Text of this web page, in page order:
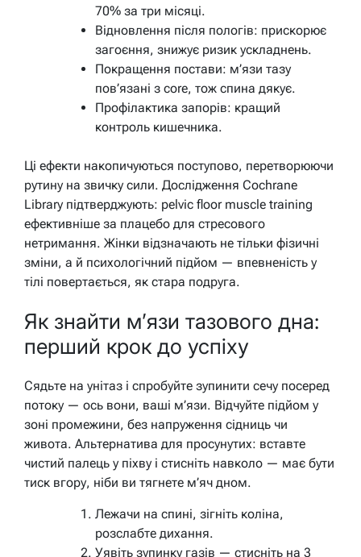
70% за три місяці.
Відновлення після пологів: прискорює
загоєння, знижує ризик ускладнень.
Покращення постави: м’язи тазу
пов’язані з core, тож спина дякує.
Профілактика запорів: кращий
контроль кишечника.
Ці ефекти накопичуються поступово, перетворюючи
рутину на звичку сили. Дослідження Cochrane
Library підтверджують: pelvic floor muscle training
ефективніше за плацебо для стресового
нетримання. Жінки відзначають не тільки фізичні
зміни, а й психологічний підйом — впевненість у
тілі повертається, як стара подруга.
Як знайти м’язи тазового дна:
перший крок до успіху
Сядьте на унітаз і спробуйте зупинити сечу посеред
потоку — ось вони, ваші м’язи. Відчуйте підйом у
зоні промежини, без напруження сідниць чи
живота. Альтернатива для просунутих: вставте
чистий палець у піхву і стисніть навколо — має бути
тиск вгору, ніби ви тягнете м’яч дном.
Лежачи на спині, зігніть коліна,
розслабте дихання.
Уявіть зупинку газів — стисніть на 3